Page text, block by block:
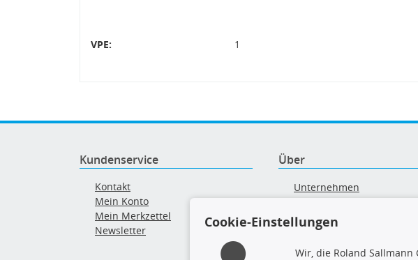
VPE: 1
Kundenservice
Kontakt
Mein Konto
Mein Merkzettel
Newsletter
Über
Unternehmen
Versand & Zahlung
Cookie-Einstellungen
Wir, die Roland Sallmann